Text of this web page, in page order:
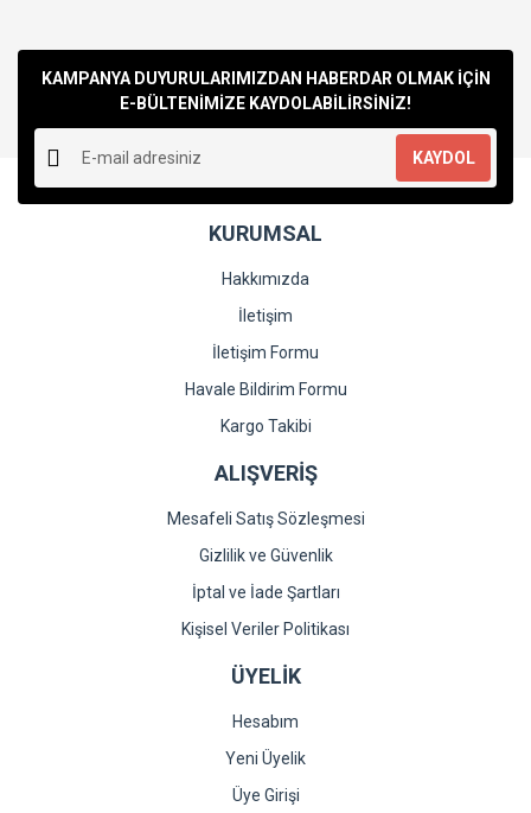
KAMPANYA DUYURULARIMIZDAN HABERDAR OLMAK İÇİN
E-BÜLTENİMİZE KAYDOLABİLİRSİNİZ!
KAYDOL
KURUMSAL
Hakkımızda
İletişim
İletişim Formu
Havale Bildirim Formu
Kargo Takibi
ALIŞVERİŞ
Mesafeli Satış Sözleşmesi
Gizlilik ve Güvenlik
İptal ve İade Şartları
Kişisel Veriler Politikası
ÜYELİK
Hesabım
Yeni Üyelik
Üye Girişi